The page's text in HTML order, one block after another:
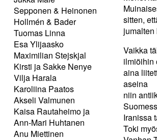
Sepponen & Heinonen
Hollmén & Bader
Tuomas Linna
Esa Ylijaasko
Maximilian Stejskjal
Kirsti ja Sakke Nenye
Vilja Harala
Karoliina Paatos
Akseli Valmunen
Kaisa Rautaheimo ja
Ann-Mari Huhtanen
Anu Miettinen
sitten,
Vaikka
ilmiöihin
aina
aseina
niin
Iranissa
Toki